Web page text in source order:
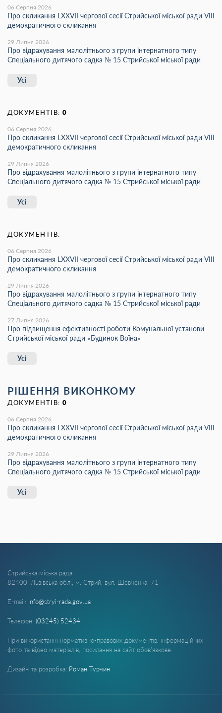
06 Серпня 2026
Про скликання LХХVІІ чергової сесії Стрийської міської ради VIII
демократичного скликання
29 Липня 2026
Про відрахування малолітнього з групи інтернатного типу
Спеціального дитячого садка № 15 Стрийської міської ради
Усі
ДОКУМЕНТІВ: 0
06 Серпня 2026
Про скликання LХХVІІ чергової сесії Стрийської міської ради VIII
демократичного скликання
29 Липня 2026
Про відрахування малолітнього з групи інтернатного типу
Спеціального дитячого садка № 15 Стрийської міської ради
Усі
ДОКУМЕНТІВ:
06 Серпня 2026
Про скликання LХХVІІ чергової сесії Стрийської міської ради VIII
демократичного скликання
29 Липня 2026
Про відрахування малолітнього з групи інтернатного типу
Спеціального дитячого садка № 15 Стрийської міської ради
27 Липня 2026
Про підвищення ефективності роботи Комунальної установи
Стрийської міської ради «Будинок Воїна»
Усі
РІШЕННЯ ВИКОНКОМУ
ДОКУМЕНТІВ: 0
06 Серпня 2026
Про скликання LХХVІІ чергової сесії Стрийської міської ради VIII
демократичного скликання
29 Липня 2026
Про відрахування малолітнього з групи інтернатного типу
Спеціального дитячого садка № 15 Стрийської міської ради
Усі
Стрийська міська рада,
82400, Львівська обл., м. Стрий, вул. Шевченка, 71
E-mail: info@stryi-rada.gov.ua
Телефон: (03245) 52434
При використанні нормативно-правових документів, інформаційних
фото та відео матеріалів, посилання на сайт обов'язкове.
Дизайн та розробка: Роман Турчин